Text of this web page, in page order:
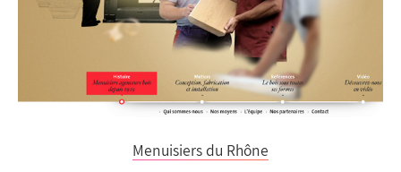
Menuisiers du Rhône